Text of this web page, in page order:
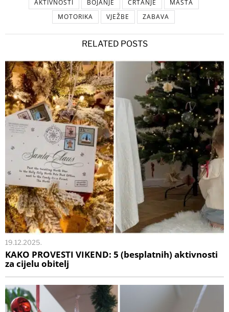
AKTIVNOSTI BOJANJE CRTANJE
MAŠTA
MOTORIKA
VJEŽBE ZABAVA
RELATED POSTS
19.12.2025.
KAKO PROVESTI VIKEND: 5 (besplatnih) aktivnosti
za cijelu obitelj